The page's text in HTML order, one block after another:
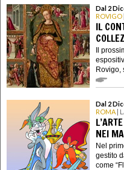
Dal 2
ROVIGO
IL
Il
Rovigo,
Dal 2
ROMA |
NEI
Nel
gestito
come